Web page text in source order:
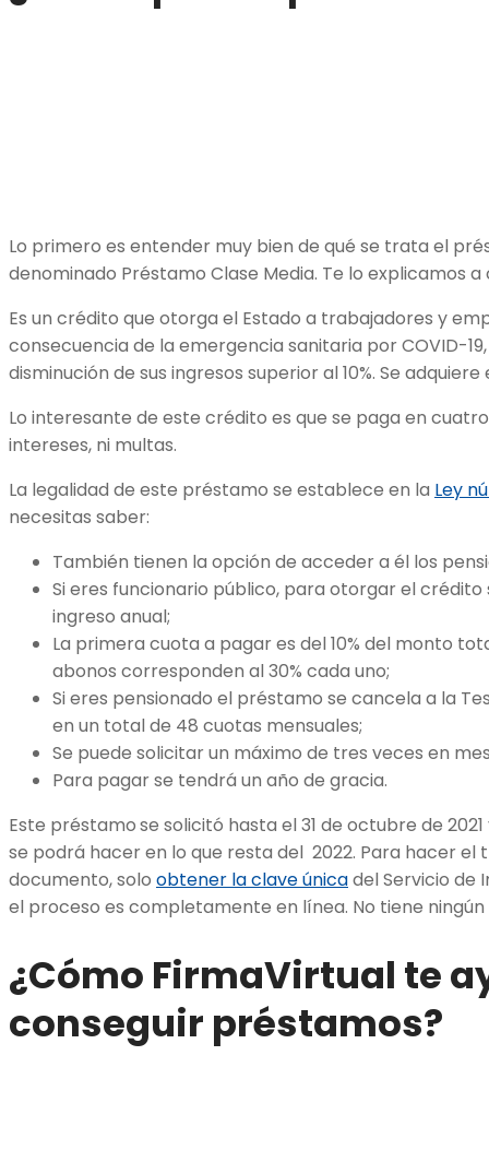
Lo primero es entender muy bien de qué se trata el
denominado Préstamo Clase Media. Te lo explicamos
Es un crédito que otorga el Estado a trabajadores y
consecuencia de la emergencia sanitaria por COVID-
disminución de sus ingresos superior al 10%. Se
Lo interesante de este crédito es que se paga en
intereses, ni multas.
La legalidad de este préstamo se establece en la Ley
necesitas saber:
También tienen la opción de acceder a él los
Si eres funcionario público, para otorgar el
ingreso anual;
La primera cuota a pagar es del 10% del monto
abonos corresponden al 30% cada uno;
Si eres pensionado el préstamo se cancela a la
en un total de 48 cuotas mensuales;
Se puede solicitar un máximo de tres veces en
Para pagar se tendrá un año de gracia.
Este préstamose solicitó hasta el 31 de octubre de
se podrá hacer en lo que resta del 2022. Para hacer el
documento, solo obtener la clave únicadel Servicio de
el proceso es completamente en línea. No tiene
¿Cómo FirmaVirtual te
conseguir préstamos?